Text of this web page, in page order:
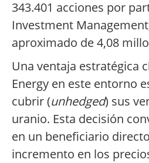
343.401 acciones por
Investment
aproximado de 4,08
Una ventaja estratégica
Energy en este entorno
cubrir (unhedged) sus
uranio. Esta decisión
en un beneficiario
incremento en los